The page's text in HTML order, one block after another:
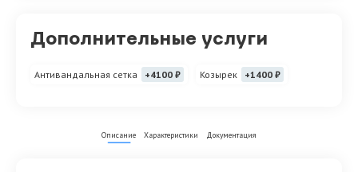
Дополнительные услуги
Антивандальная сетка +4100 ₽ Козырек +1400 ₽
Описание Характеристики Документация